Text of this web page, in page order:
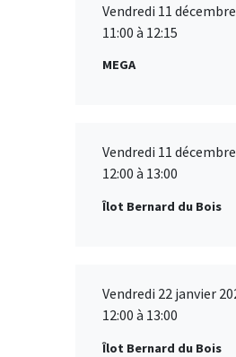
Vendredi 11
11:00 à 12:15
MEGA
Vendredi 11
12:00 à 13:00
Îlot Bernard du Bois
Vendredi 22 janvier
12:00 à 13:00
Îlot Bernard du Bois